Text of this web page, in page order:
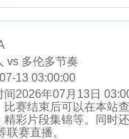
vs 多伦多节奏
13 03:00:00
间2026年07月13日
比赛结束后可以在本站
彩片段集锦等。同时
联赛直播。